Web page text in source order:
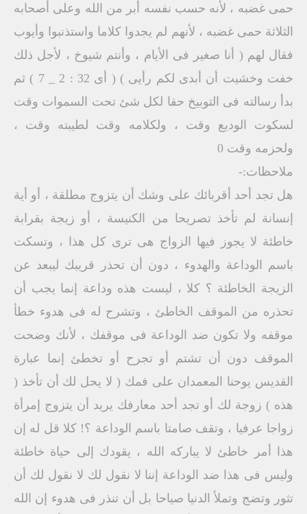
حمى غضبه ، لأنه حسب نفسه أبر من الله وعلى أصحابه
الثلاثة حمى غضبه ، لأنهم لم يجدوا كلاما واستذنبوا وأيوب
فقال لهم ( أنا صغير فى الأيام ، وأنتم شيوخ ، لأجل ذلك
خفت وخشيت أن أبدى لكم رأيى ) ( أى 32 : 2 _ 7 ) ثم
بدأ رسالته فى التوبيخ حقا لكل شئ تحت السموات وقت
لسكوت الوديع وقت ، ولكلامه وقت لطيبته وقت ،
ولحزمه وقت 0
ملاحظات:-
هل تجد أحد أقربائك على وشك أن يتزوج مطلقة ، أو أية
إنسانة لم تأخذ تصريحا من الكنيسة ، أو زيجة بقرابة
خاطئة لا يجوز فيها الزواج هى ترى كل هذا ، وتسكت
باسم الوداعة والهدوء ، دون أن تحذر قريبك ليبعد عن
الزيجة الخاطئة ؟ كلا ، ليست هذه وداعة إنما يجب أن
تحذره من الموقف الخاطئ ، وتشرح له فى هدوء خطأ
موقفه ولا تكون ضد الوداعة فى موقفك ، لأنك وضحت
الموقف دون أن تشتم أو تجرح أو تخطئ إنما عبارة
القديس يوحنا المعمدان على فمك ( لا يحل لك أن تأخذ (
هذه ) زوجة لك أو تجد أحد معارفك يريد أن يتزوج إمرأة
زواجا عرفيا ، وتقف صامتا باسم الوداعة ؟! كلا قل له إن
هذا أمر خاطئ لا يباركه الله ، يقودك إلى حياة خاطئة
وليس فى هذا ضد الوداعة إننا لا نقول لك لا نقول لك أن
تثور وتضج وتملأ الدنيا صياحا بل أن تنذر فى هدوء إن الله